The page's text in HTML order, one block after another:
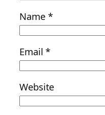
Name *
Email*
Website